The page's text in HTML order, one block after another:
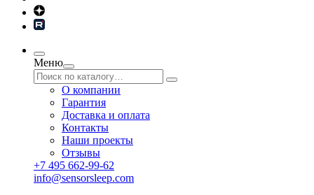
Меню
О компании
Гарантия
Доставка и оплата
Контакты
Наши проекты
Отзывы
+7 495 662-99-62
info@sensorsleep.com